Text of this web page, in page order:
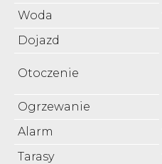
Woda
Dojazd
Otoczenie
Ogrzewanie
Alarm
Tarasy